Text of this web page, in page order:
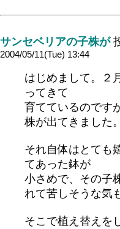
サンセベリアの子株が
2004/05/11(Tue) 13:44
はじめまして。２
ってきて
育てているのです
株が出てきました。
それ自体はとても
てあった鉢が
小さめで、その子
れて苦しそうな気
そこで植え替えを